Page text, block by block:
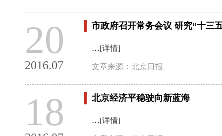
20
2016.07
市政府召开常务会议 研究“十三
…[详情]
文章来源：北京日报
18 北京经济平稳驶向新蓝海
…[详情]